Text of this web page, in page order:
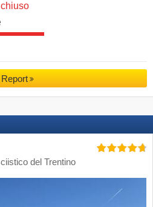
Report
del Trentino